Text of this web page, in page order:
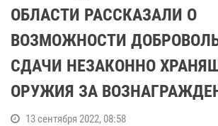
ОБЛАСТИ РАССКАЗАЛИ О
ВОЗМОЖНОСТИ
СДАЧИ НЕЗАКОННО
ОРУЖИЯ ЗА
13 сентября 2022, 08:58